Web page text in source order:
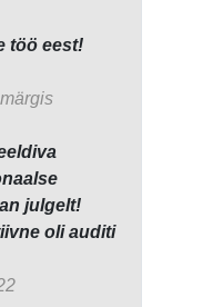
töö eest!
julgelt!
oli auditi